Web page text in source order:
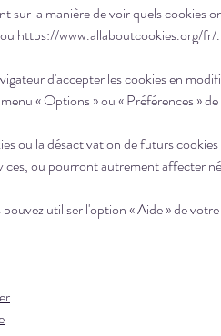
sur la manière de voir quels
ou https://www.allaboutcookies.org/fr/.
d'accepter les cookies en
« Options » ou « Préférences »
ou la désactivation de futurs
ou pourront autrement affecter
utiliser l'option « Aide » de